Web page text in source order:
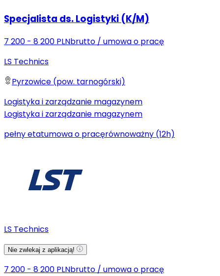
Specjalista ds. Logistyki (K/M)
7 200 - 8 200 PLNbrutto / umowa o pracę
LS Technics
Pyrzowice (pow. tarnogórski)
Logistyka i zarządzanie magazynem
Logistyka i zarządzanie magazynem
pełny etatumowa o pracęrównoważny (12h)
LS Technics
Nie zwlekaj z aplikacją!
7 200 - 8 200 PLNbrutto / umowa o pracę